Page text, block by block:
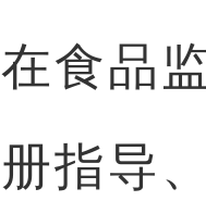
在食品
册指导